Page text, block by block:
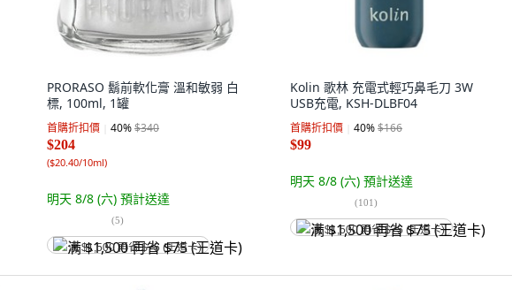
PRORASO 鬍前軟化膏 溫和敏弱 白
標, 100ml, 1罐
首購折扣價 40%$340
$204
($20.40/10ml)
明天 8/8 (六) 預計送達
(5)
满 $1,500 再省 $75 (王道卡)
Kolin 歌林 充電式輕巧鼻毛刀 3W
USB充電, KSH-DLBF04
首購折扣價 40%$166
$99
明天 8/8 (六) 預計送達
(101)
满 $1,500 再省 $75 (王道卡)